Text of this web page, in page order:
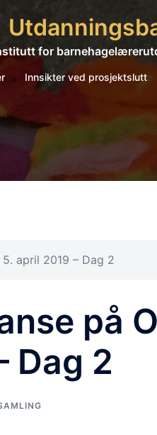
for
Innsikter ved prosjektslutt
april 2019 – Dag 2
på
Dag 2